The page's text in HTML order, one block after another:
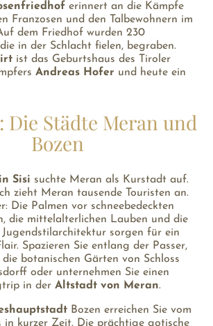
erinnert an die Kämpfe
Franzosen und den Talbewohnern im
dem Friedhof wurden 230
in der Schlacht fielen, begraben.
ist das Geburtshaus des Tiroler
Andreas Hofer und heute ein
Die Städte Meran und
Bozen
Sisi suchte Meran als Kurstadt auf.
zieht Meran tausende Touristen an.
Die Palmen vor schneebedeckten
die mittelalterlichen Lauben und die
Jugendstilarchitektur sorgen für ein
Spazieren Sie entlang der Passer,
die botanischen Gärten von Schloss
oder unternehmen Sie einen
in der Altstadt von Meran.
Bozen erreichen Sie vom
in kurzer Zeit. Die prächtige gotische